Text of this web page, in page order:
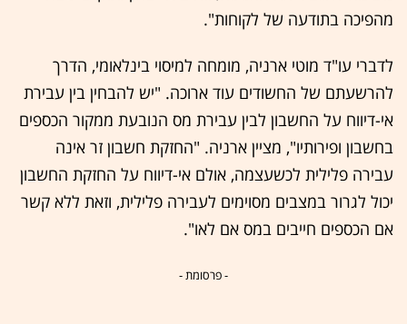
מהפיכה בתודעה של לקוחות".
לדברי עו"ד מוטי ארניה, מומחה למיסוי בינלאומי, הדרך
להרשעתם של החשודים עוד ארוכה. "יש להבחין בין עבירת
אי-דיווח על החשבון לבין עבירת מס הנובעת ממקור הכספים
בחשבון ופירותיו", מציין ארניה. "החזקת חשבון זר אינה
עבירה פלילית לכשעצמה, אולם אי-דיווח על החזקת החשבון
יכול לגרור במצבים מסוימים לעבירה פלילית, וזאת ללא קשר
אם הכספים חייבים במס אם לאו".
- פרסומת -